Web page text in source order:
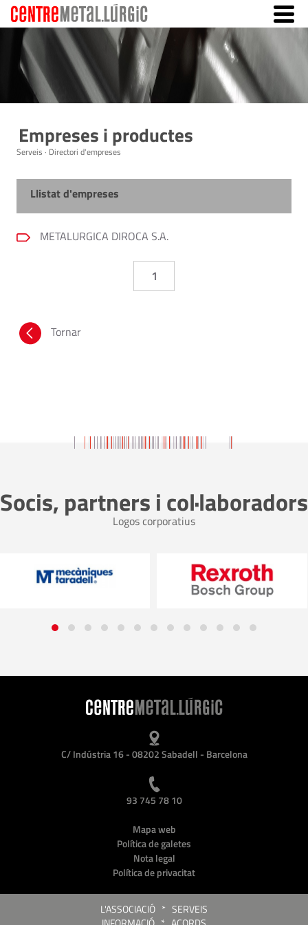
Empreses i productes
Serveis · Directori d'empreses
Llistat d'empreses
METALURGICA DIROCA S.A.
1
Tornar
Socis, partners i col·laboradors
Logos corporatius
C/ Indústria 16 - 08202 Sabadell - Barcelona
93 745 78 10
Mapa web
Política de galetes
Nota legal
Política de privacitat
L'ASSOCIACIÓ * SERVEIS